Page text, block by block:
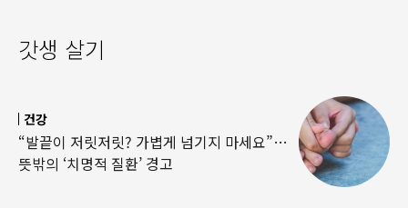
갓생 살기
건강
“발끝이 저릿저릿? 가볍게 넘기지 마세요”…
뜻밖의 ‘치명적 질환’ 경고